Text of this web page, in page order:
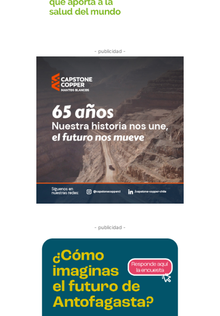
- publicidad -
- publicidad -